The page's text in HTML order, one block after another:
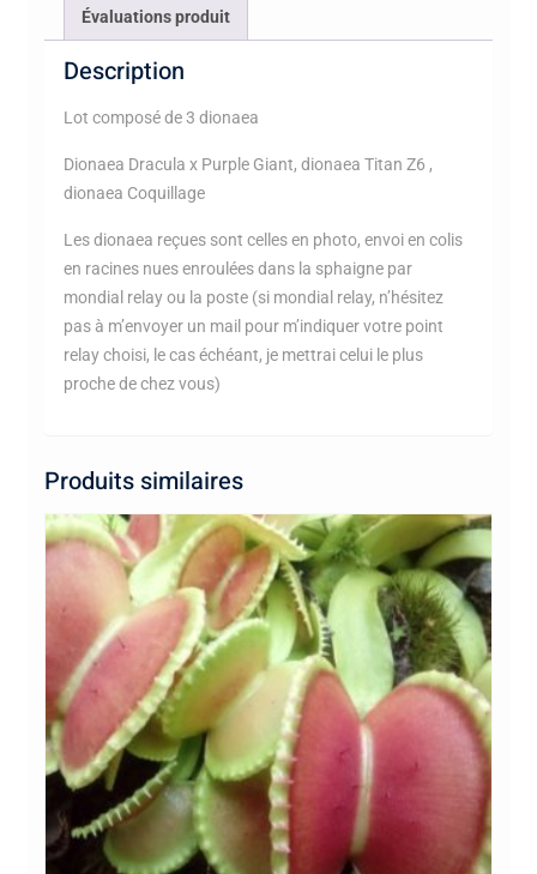
Évaluations produit
Description
Lot composé de 3 dionaea
Dionaea Dracula x Purple Giant, dionaea Titan Z6 ,
dionaea Coquillage
Les dionaea reçues sont celles en photo, envoi en colis
en racines nues enroulées dans la sphaigne par
mondial relay ou la poste (si mondial relay, n’hésitez
pas à m’envoyer un mail pour m’indiquer votre point
relay choisi, le cas échéant, je mettrai celui le plus
proche de chez vous)
Produits similaires